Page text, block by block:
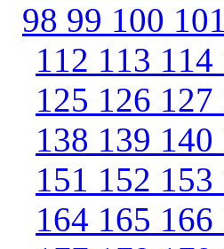
98 99 100 101
112 113 114
125 126 127
138 139 140
151 152 153
164 165 166